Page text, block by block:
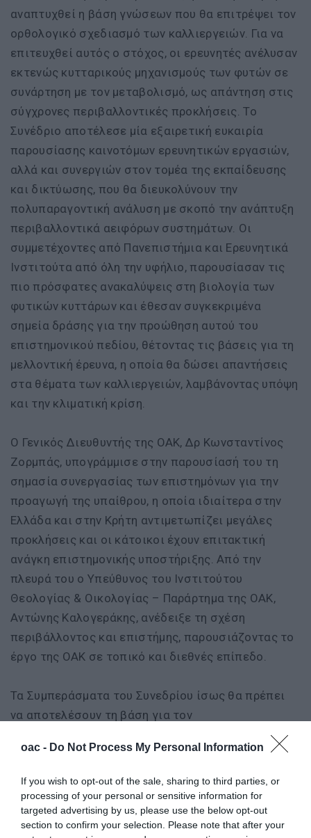
oac - Do Not Process My Personal Information
If you wish to opt-out of the sale, sharing to third parties, or
processing of your personal or sensitive information for
targeted advertising by us, please use the below opt-out
section to confirm your selection. Please note that after your
αναπτυχθεί η βάση γνώσεων που θα επιτρέψει τον
ορθολογικό σχεδιασμό των καλλιεργειών. Για να
επιτευχθεί αυτός ο στόχος, οι ερευνητές ανέλυσαν
εκτενώς κυτταρικούς μηχανισμούς των φυτών σε
συνάρτηση με τον μεταβολισμό, ως απάντηση στις
σύγχρονες περιβαλλοντικές προκλήσεις. Το
Συνέδριο αποτέλεσε μία εξαιρετική ευκαιρία
παρουσίασης καινοτόμων ερευνητικών εργασιών,
αλλά και συνεργιών στον τομέα της εκπαίδευσης
και δικτύωσης, που θα διευκολύνουν την
πολυπαραγοντική ανάλυση με σκοπό την ανάπτυξη
περιβαλλοντικά αειφόρων συστημάτων. Οι
συμμετέχοντες από Πανεπιστήμια και Ερευνητικά
Ινστιτούτα από όλη την υφήλιο, παρουσίασαν τις
πιο πρόσφατες ανακαλύψεις στη βιολογία των
φυτικών κυττάρων και έθεσαν συγκεκριμένα
σημεία δράσης για την προώθηση αυτού του
επιστημονικού πεδίου, θέτοντας τις βάσεις για τη
μελλοντική έρευνα, η οποία θα δώσει απαντήσεις
στα θέματα των καλλιεργειών, λαμβάνοντας υπόψη
και την κλιματική κρίση.
Ο Γενικός Διευθυντής της ΟΑΚ, Δρ Κωνσταντίνος
Ζορμπάς, υπογράμμισε στην παρουσίασή του τη
σημασία συνεργασίας των επιστημόνων για την
προαγωγή της υπαίθρου, η οποία ιδιαίτερα στην
Ελλάδα και στην Κρήτη αντιμετωπίζει μεγάλες
προκλήσεις και οι κάτοικοι έχουν επιτακτική
ανάγκη επιστημονικής υποστήριξης. Από την
πλευρά του ο Υπεύθυνος του Ινστιτούτου
Θεολογίας & Οικολογίας – Παράρτημα της ΟΑΚ,
Αντώνης Καλογεράκης, ανέδειξε τη σχέση
περιβάλλοντος και επιστήμης, παρουσιάζοντας το
έργο της ΟΑΚ σε τοπικό και διεθνές επίπεδο.
Τα Συμπεράσματα του Συνεδρίου ίσως θα πρέπει
να αποτελέσουν τη βάση για τον
επαναπροσδιορισμό του τρόπου καλλιέργειας στην
Κρήτη και να υπάρξει συνεργασία μεταξύ όλων των
πρωτίστως για τον σεβασμό των καλλιεργητών
απέναντι στο Φυσικό Περιβάλλον και σε όσα
προσφέρει απλόχερα στον άνθρωπο.